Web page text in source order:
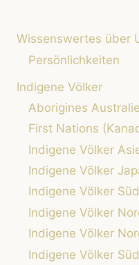
Wissenswertes über
Persönlichkeiten
Indigene Völker
Aborigines
First Nations
Indigene Völker
Indigene Völker
Indigene Völker
Indigene Völker
Indigene Völker
Indigene Völker